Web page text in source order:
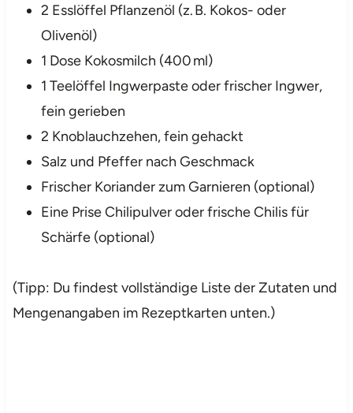
2 Esslöffel Pflanzenöl (z. B. Kokos- oder
Olivenöl)
1 Dose Kokosmilch (400 ml)
1 Teelöffel Ingwerpaste oder frischer Ingwer,
fein gerieben
2 Knoblauchzehen, fein gehackt
Salz und Pfeffer nach Geschmack
Frischer Koriander zum Garnieren (optional)
Eine Prise Chilipulver oder frische Chilis für
Schärfe (optional)
(Tipp: Du findest vollständige Liste der Zutaten und
Mengenangaben im Rezeptkarten unten.)